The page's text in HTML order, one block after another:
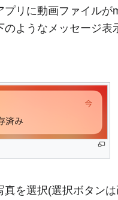
リに動画ファイルが
のようなメッセージ表
を選択(選択ボタン